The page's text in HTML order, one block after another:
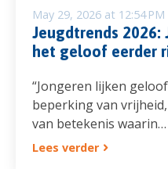
May 29, 2026 at 12:54 PM
Jeugdtrends 2026:
het geloof eerder
“Jongeren lijken
beperking van
van betekenis waarin…
Lees verder